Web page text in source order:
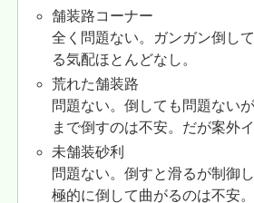
舗装路コーナー
全く問題ない。ガンガン倒し
る気配ほとんどなし。
荒れた舗装路
問題ない。倒しても問題ない
まで倒すのは不安。だが案外イ
未舗装砂利
問題ない。倒すと滑るが制御
極的に倒して曲がるのは不安。